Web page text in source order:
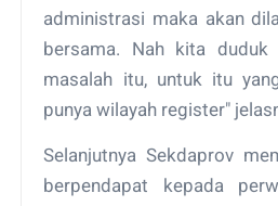
administrasi maka akan
bersama. Nah kita
masalah itu, untuk itu
punya wilayah register"
Selanjutnya Sekdaprov
berpendapat kepada